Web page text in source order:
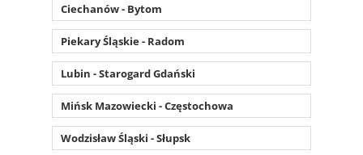
Ciechanów - Bytom
Piekary Śląskie - Radom
Lubin - Starogard Gdański
Mińsk Mazowiecki - Częstochowa
Wodzisław Śląski - Słupsk